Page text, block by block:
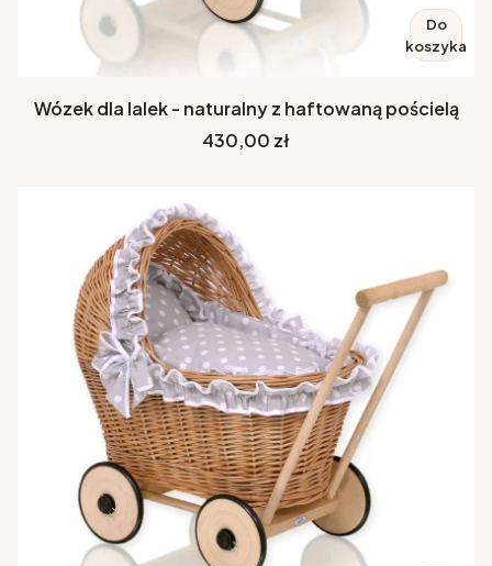
Do
koszyka
Wózek dla lalek - naturalny z haftowaną pościelą
Cena
430,00 zł